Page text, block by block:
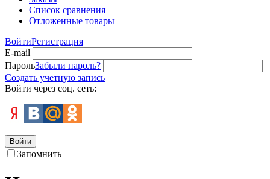
Список сравнения
Отложенные товары
ВойтиРегистрация
E-mail
ПарольЗабыли пароль?
Создать учетную запись
Войти через соц. сеть:
Войти
Запомнить